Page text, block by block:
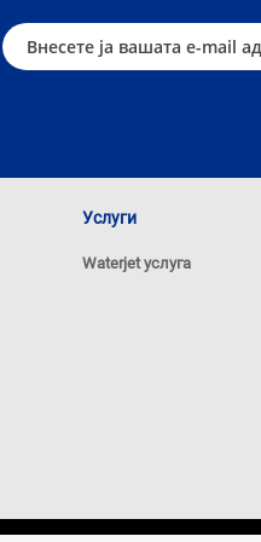
Услуги
Waterjet услуга